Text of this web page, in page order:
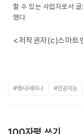
할 수 있는 사업자로서
했다.
<저작권자(c)스마트
#행사/세미나 #인공지능